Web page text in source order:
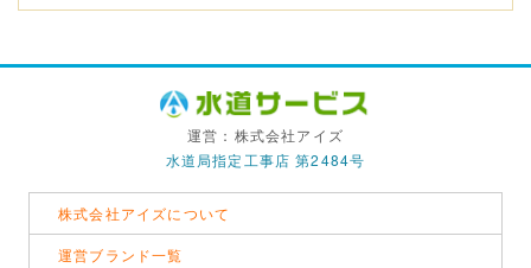
運営：株式会社アイズ
水道局指定工事店 第2484号
株式会社アイズについて
運営ブランド一覧